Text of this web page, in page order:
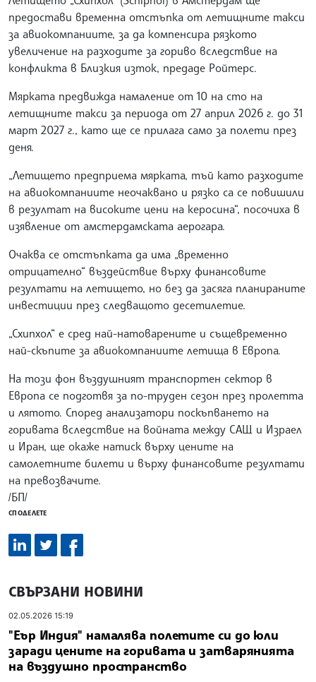
предостави временна отстъпка от летищните такси
за авиокомпаниите, за да компенсира рязкото
увеличение на разходите за гориво вследствие на
конфликта в Близкия изток, предаде Ройтерс.
Мярката предвижда намаление от 10 на сто на
летищните такси за периода от 27 април 2026 г. до 31
март 2027 г., като ще се прилага само за полети през
деня.
„Летището предприема мярката, тъй като разходите
на авиокомпаниите неочаквано и рязко са се повишили
в резултат на високите цени на керосина“, посочиха в
изявление от амстердамската аерогара.
Очаква се отстъпката да има „временно
отрицателно“ въздействие върху финансовите
резултати на летището, но без да засяга планираните
инвестиции през следващото десетилетие.
„Схипхол“ е сред най-натоварените и същевременно
най-скъпите за авиокомпаниите летища в Европа.
На този фон въздушният транспортен сектор в
Европа се подготвя за по-труден сезон през пролетта
и лятото. Според анализатори поскъпването на
горивата вследствие на войната между САЩ и Израел
и Иран, ще окаже натиск върху цените на
самолетните билети и върху финансовите резултати
на превозвачите.
/БП/
СПОДЕЛЕТЕ
СВЪРЗАНИ НОВИНИ
02.05.2026 15:19
"Еър Индия" намалява полетите си до юли
заради цените на горивата и затварянията
на въздушно пространство